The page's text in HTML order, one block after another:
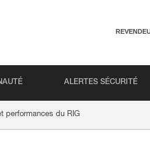
ALERTES SÉCURITÉ
performances du RIG